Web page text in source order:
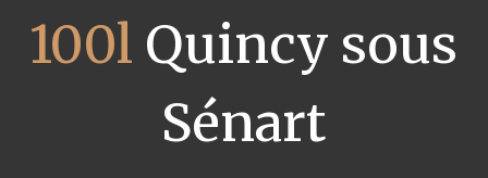
100l Quincy sous
Sénart